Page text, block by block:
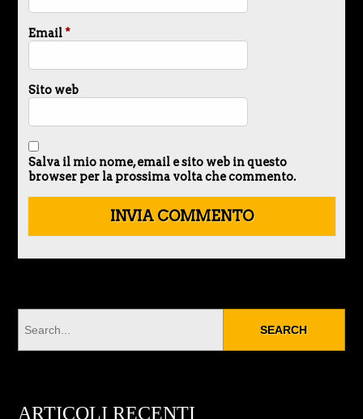
Email*
Sito web
Salva il mio nome, email e sito web in questo
browser per la prossima volta che commento.
ARTICOLI RECENTI